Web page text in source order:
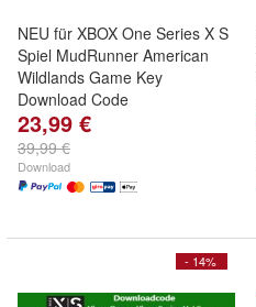
NEU für XBOX One Series X S
Spiel MudRunner American
Wildlands Game Key
Download Code
23,99 €
39,99 €
Download
- 14%